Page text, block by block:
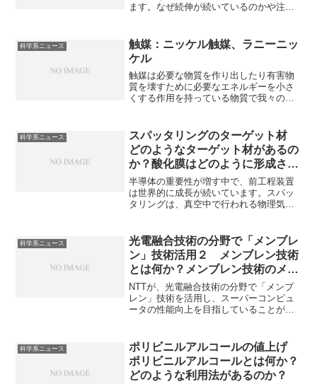
ます。なぜ続伸が続いているのかや注目
科学系ニュース
触媒：ニッケル触媒、ラニーニッ
ケル
触媒は必要な物質を作り出したり有害物
質を壊すために必要なエネルギーを小さ
くする作用を持っている物質で我々の生
されてる金属触媒です。ニッケル触媒に
はどのようなものがあるのか、代表的な
ラニーニッケルの特徴を知ることができ
ます。
科学系ニュース
スパッタリングのターゲット材
どのようなターゲット材があるの
か？酸化膜はどのように形成され
るのか？
半導体の重要性が増す中で、前工程装置
は世界的に成長が続いています。スパッ
タリングは、真空中で行われる物理気相
ための重要な技術の一つです。薄膜の組
成はターゲット材によって決まります。
どのようなターゲット材があるのか、酸
化物の膜を形成するにはどうするのかを
知ることができます。
科学系ニュース
光電融合技術の分野で「メンブレ
ン」技術活用２ メンブレン技術
とは何か？メンブレン技術のメリ
ットは？
NTTが、光電融合技術の分野で「メンブ
レン」技術を活用し、スーパーコンピュ
ータの性能向上を目指していることがニ
設計されたナノメートルレベルの超薄膜
技術であり、光電融合の課題を解決する
手段としても注目されています。メンブ
レン技術とは何か、どのような課題を解
科学系ニュース
ポリビニルアルコールの値上げ
ポリビニルアルコールとは何か？
どのような利用法があるのか？